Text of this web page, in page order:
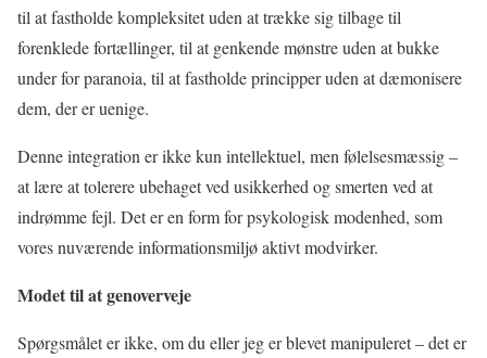
til at fastholde kompleksitet uden at trække sig tilbage til
forenklede fortællinger, til at genkende mønstre uden at bukke
under for paranoia, til at fastholde principper uden at dæmonisere
dem, der er uenige.
Denne integration er ikke kun intellektuel, men følelsesmæssig –
at lære at tolerere ubehaget ved usikkerhed og smerten ved at
indrømme fejl. Det er en form for psykologisk modenhed, som
vores nuværende informationsmiljø aktivt modvirker.
Modet til at genoverveje
Spørgsmålet er ikke, om du eller jeg er blevet manipuleret – det er